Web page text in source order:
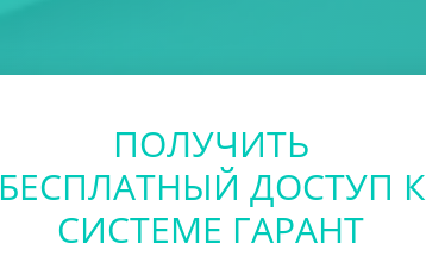
ПОЛУЧИТЬ
БЕСПЛАТНЫЙ ДОСТУП К
СИСТЕМЕ ГАРАНТ